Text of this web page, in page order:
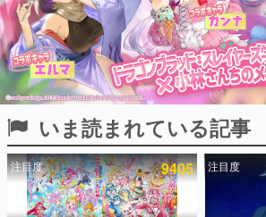
ピックアップ
電ファミのいま読まれている記事ランキング
いま読まれている記事
注目度 9405 注目度